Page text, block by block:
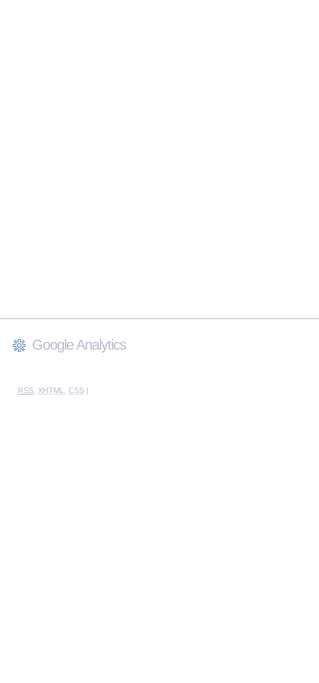
Google Analytics
RSS XHTML CSS